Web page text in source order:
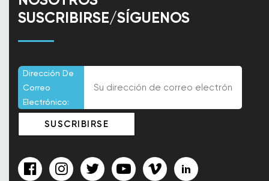
SUSCRIBIRSE/SÍGUENOS
Dirección De
Correo
Electrónico: